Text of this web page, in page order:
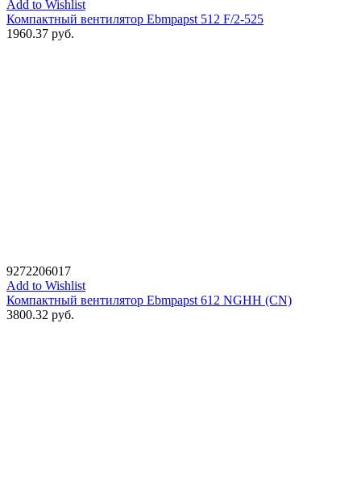
Add to Wishlist
Компактный вентилятор Ebmpapst 512 F/2-525
1960.37 руб.
9272206017
Add to Wishlist
Компактный вентилятор Ebmpapst 612 NGHH (CN)
3800.32 руб.